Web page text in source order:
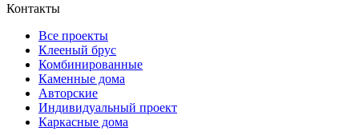
Контакты
Все проекты
Клееный брус
Комбинированные
Каменные дома
Авторские
Индивидуальный проект
Каркасные дома